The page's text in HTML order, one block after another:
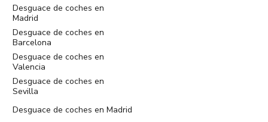
Desguace de coches en
Madrid
Desguace de coches en
Barcelona
Desguace de coches en
Valencia
Desguace de coches en
Sevilla
Desguace de coches en Madrid